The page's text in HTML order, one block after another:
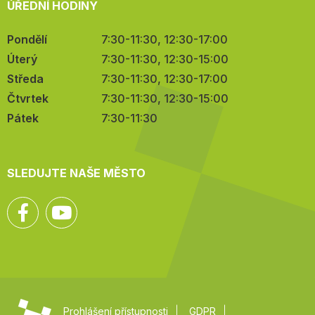
ÚŘEDNÍ HODINY
Pondělí
7:30-11:30, 12:30-17:00
Úterý
7:30-11:30, 12:30-15:00
Středa
7:30-11:30, 12:30-17:00
Čtvrtek
7:30-11:30, 12:30-15:00
Pátek
7:30-11:30
SLEDUJTE NAŠE MĚSTO
Facebook
Prohlášení přístupnosti GDPR